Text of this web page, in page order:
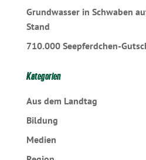
Grundwasser in Schwaben
Stand
710.000 Seepferdchen-
Kategorien
Aus dem Landtag
Bildung
Medien